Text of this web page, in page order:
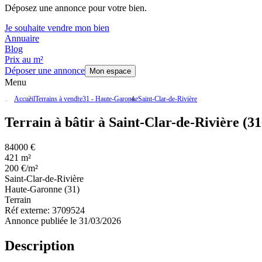
Déposez une annonce pour votre bien.
Je souhaite vendre mon bien
Annuaire
Blog
Prix au m²
Déposer une annonce
Mon espace
Menu
AccueilTerrains à vendre31 - Haute-GaronneSaint-Clar-de-Rivière
Terrain à bâtir à Saint-Clar-de-Rivière
84000 €
421 m²
200 €/m²
Saint-Clar-de-Rivière
Haute-Garonne (31)
Terrain
Réf externe: 3709524
Annonce publiée le 31/03/2026
Description